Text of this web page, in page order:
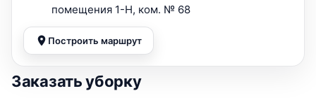
помещения 1-Н, ком. № 68
Построить маршрут
Заказать уборку